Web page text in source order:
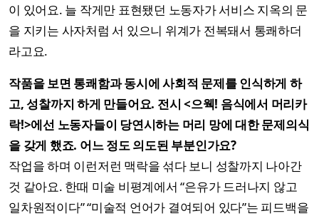
이 있어요. 늘 작게만 표현됐던 노동자가 서비스 지옥의 문
을 지키는 사자처럼 서 있으니 위계가 전복돼서 통쾌하더
라고요.
작품을 보면 통쾌함과 동시에 사회적 문제를 인식하게 하
고, 성찰까지 하게 만들어요. 전시 <으웩! 음식에서 머리카
락!>에선 노동자들이 당연시하는 머리 망에 대한 문제의식
을 갖게 했죠. 어느 정도 의도된 부분인가요?
작업을 하며 이런저런 맥락을 섞다 보니 성찰까지 나아간
것 같아요. 한때 미술 비평계에서 “은유가 드러나지 않고
일차원적이다” “미술적 언어가 결여되어 있다”는 피드백을